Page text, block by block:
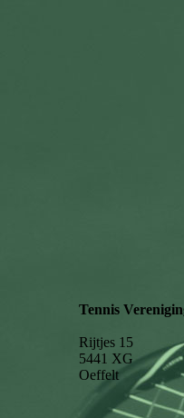
Tennis
Rijtjes 15
5441 XG
Oeffelt